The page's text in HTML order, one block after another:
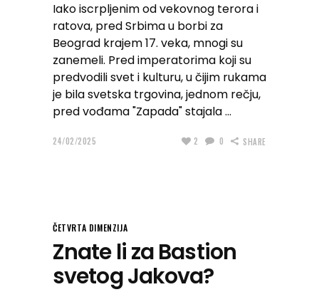
Iako iscrpljenim od vekovnog terora i
ratova, pred Srbima u borbi za
Beograd krajem 17. veka, mnogi su
zanemeli. Pred imperatorima koji su
predvodili svet i kulturu, u čijim rukama
je bila svetska trgovina, jednom rečju,
pred vođama "Zapada" stajala
24/02/2025 2 0 SHARE
ČETVRTA DIMENZIJA
Znate li za Bastion
svetog Jakova?